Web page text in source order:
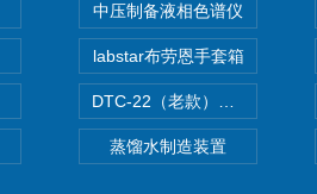
中压制备液相色谱仪
labstar布劳恩手套箱
蒸馏水制造装置